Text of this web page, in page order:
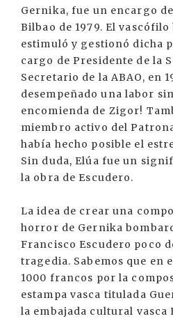
Gernika, fue un encargo
Bilbao de 1979. El
estimuló y gestionó dicha
cargo de Presidente de la
Secretario de la ABAO, en
desempeñado una labor
encomienda de Zigor!
miembro activo del
había hecho posible el
Sin duda, Elúa fue un
la obra de Escudero.
La idea de crear una
horror de Gernika
Francisco Escudero poco
tragedia. Sabemos que en
1000 francos por la
estampa vasca titulada
la embajada cultural vasca